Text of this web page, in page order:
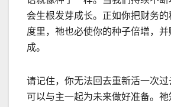
会生根发芽成长。正如你把财务的
度里，祂也必使你的种子倍增，
成。
请记住，你无法回去重新活一次
可以与主一起为未来做好准备。祂